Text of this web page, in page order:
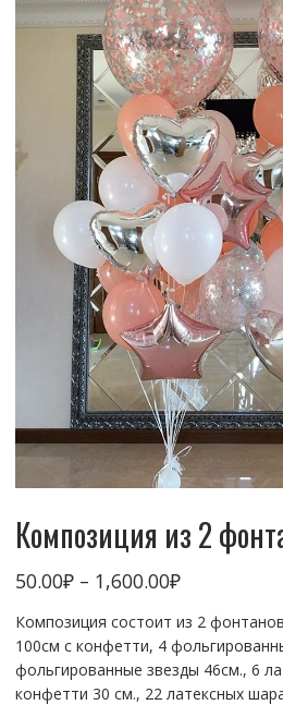
Композиция из 2
50.00₽– 1,600.00₽
Композиция состоит из 2
100см с конфетти, 4
фольгированные звезды 46см., 6
конфетти 30 см., 22 латексных